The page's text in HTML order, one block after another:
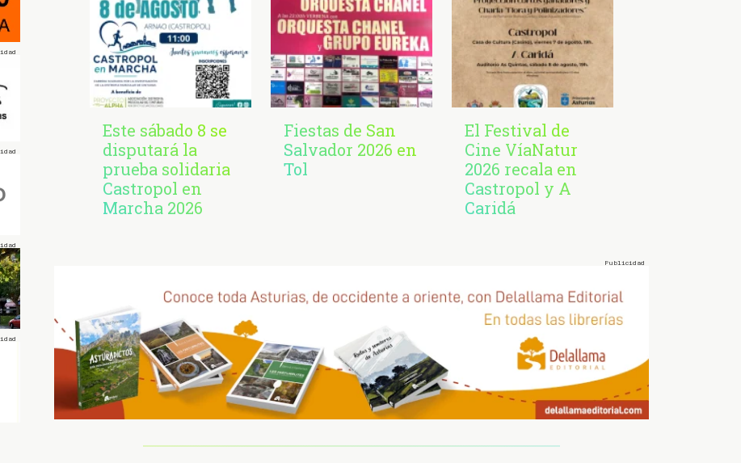
Este sábado 8 se
disputará la
prueba solidaria
Castropol en
Marcha 2026
Fiestas de San
Salvador 2026 en
Tol
El Festival de
Cine VíaNatur
2026 recala en
Castropol y A
Caridá